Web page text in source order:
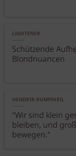
LIGHTENER
Schützende
Blondnuancen
HENDRIK RUMPFKEIL
"Wir sind klein
bleiben, und
bewegen."